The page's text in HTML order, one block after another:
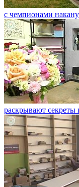
с чемпионами
раскрывают секреты